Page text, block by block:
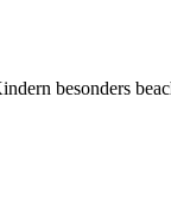
besonders